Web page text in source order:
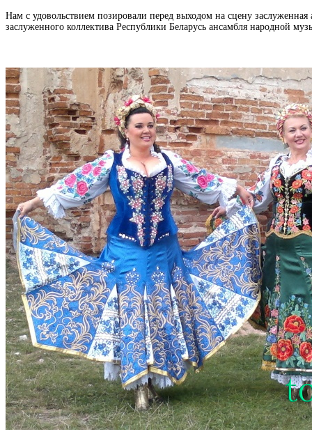
Нам с удовольствием позировали перед выходом на сцену
заслуженного коллектива Республики Беларусь ансамбля народной